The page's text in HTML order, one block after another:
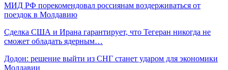
МИД РФ порекомендовал россиянам воздерживаться от
поездок в Молдавию
Сделка США и Ирана гарантирует, что Тегеран никогда не
сможет обладать ядерным…
Додон: решение выйти из СНГ станет ударом для экономики
Молдавии